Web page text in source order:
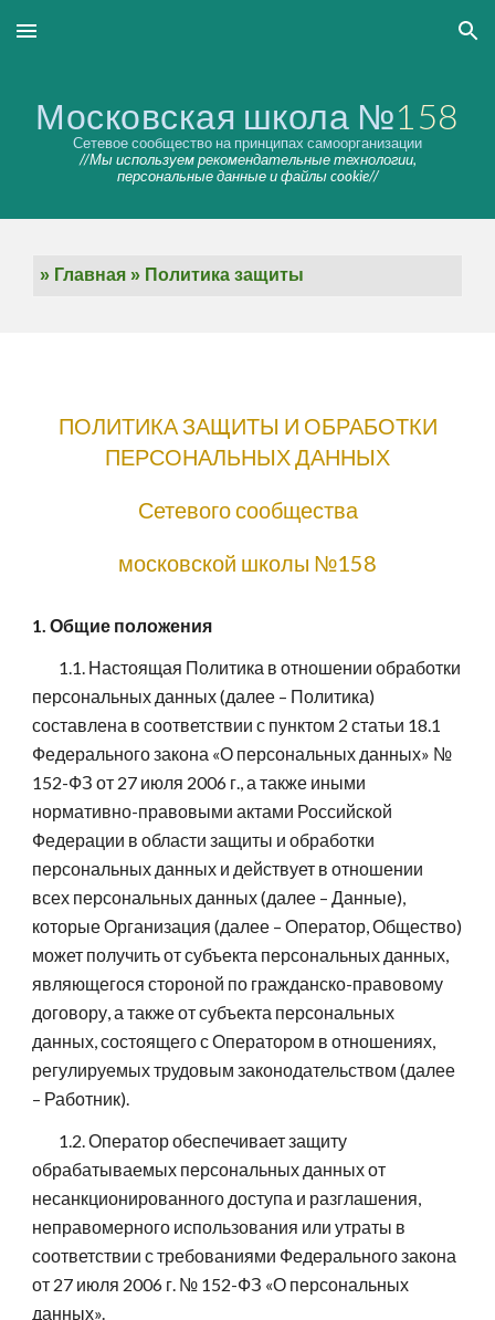
Skip to main content Skip to navigation
Московская школа №158
Сетевое сообщество на принципах самоорганизации
//Мы используем рекомендательные технологии,
персональные данные и файлы cookie//
» Главная » Политика защиты
ПОЛИТИКА ЗАЩИТЫ И ОБРАБОТКИ
ПЕРСОНАЛЬНЫХ ДАННЫХ
Сетевого сообщества
московской школы №158
1. Общие положения
1.1. Настоящая Политика в отношении обработки
персональных данных (далее – Политика)
составлена в соответствии с пунктом 2 статьи 18.1
Федерального закона «О персональных данных» №
152-ФЗ от 27 июля 2006 г., а также иными
нормативно-правовыми актами Российской
Федерации в области защиты и обработки
персональных данных и действует в отношении
всех персональных данных (далее – Данные),
которые Организация (далее – Оператор, Общество)
может получить от субъекта персональных данных,
являющегося стороной по гражданско-правовому
договору, а также от субъекта персональных
данных, состоящего с Оператором в отношениях,
регулируемых трудовым законодательством (далее
– Работник).
1.2. Оператор обеспечивает защиту
обрабатываемых персональных данных от
несанкционированного доступа и разглашения,
неправомерного использования или утраты в
соответствии с требованиями Федерального закона
от 27 июля 2006 г. № 152-ФЗ «О персональных
данных».